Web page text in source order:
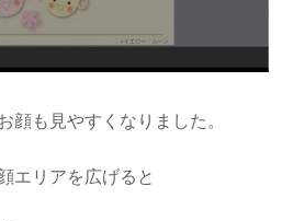
顔も見やすくなりました。
エリアを広げると